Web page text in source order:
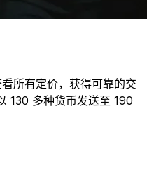
所有定价，获得可靠的交
130 多种货币发送至 190